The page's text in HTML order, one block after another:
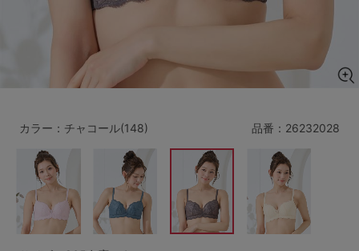
C70 C85
D70
E70 E75 E80 E85
F65 F70 F75
G65 G75
H70 H75
SS
すべてのサイズを表示する
～999円 1,000～1,999円
2,000～2,999円 3,000～3,999円
品番： 26232028
カラー：チャコール(148)